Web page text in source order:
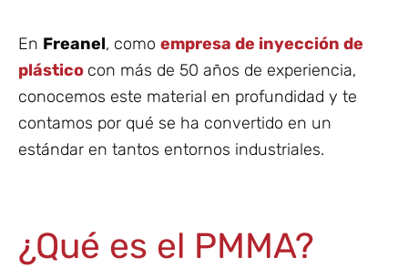
En Freanel, como empresa de inyección de
plástico con más de 50 años de experiencia,
conocemos este material en profundidad y te
contamos por qué se ha convertido en un
estándar en tantos entornos industriales.
¿Qué es el PMMA?